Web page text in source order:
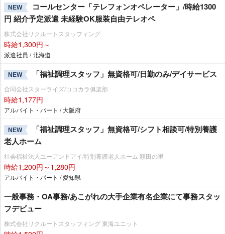
NEW
コールセンター「テレフォンオペレーター」/時給1300
円 紹介予定派遣 未経験OK服装自由テレオペ
株式会社リクルートスタッフィング
時給1,300円～
派遣社員 / 北海道
NEW 「福祉調理スタッフ」無資格可/日勤のみ/デイサービス
合同会社スターライズ/ココカラ俱楽部
時給1,177円
アルバイト・パート / 大阪府
NEW
「福祉調理スタッフ」無資格可/シフト相談可/特別養護
老人ホーム
社会福祉法人ユーアンドアイ/特別養護老人ホーム 額田の里
時給1,200円～1,280円
アルバイト・パート / 愛知県
一般事務・OA事務/あこがれの大手企業有名企業にて事務スタッ
フデビュー
株式会社リクルートスタッフィング 東海ユニット